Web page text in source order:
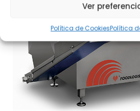
Ver
Política de CookiesPolítica